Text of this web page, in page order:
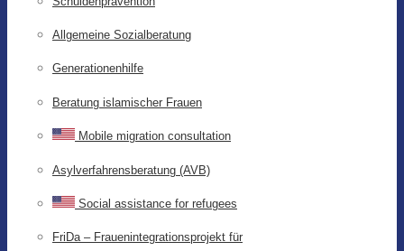
Allgemeine Sozialberatung
Generationenhilfe
Beratung islamischer Frauen
Mobile migration consultation
Asylverfahrensberatung (AVB)
Social assistance for refugees
FriDa – Frauenintegrationsprojekt für